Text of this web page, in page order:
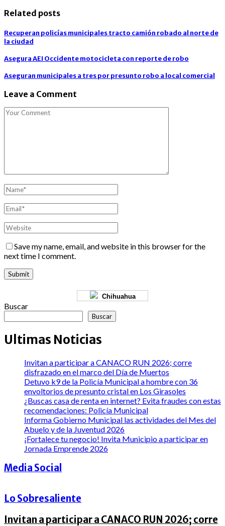
Related posts
Recuperan policías municipales tracto camión robado al norte de
la ciudad
Asegura AEI Occidente motocicleta con reporte de robo
Aseguran municipales a tres por presunto robo a local comercial
Leave a Comment
Save my name, email, and website in this browser for the
next time I comment.
Chihuahua
Buscar
Buscar
Ultimas Noticias
Invitan a participar a CANACO RUN 2026; corre
disfrazado en el marco del Día de Muertos
Detuvo k9 de la Policía Municipal a hombre con 36
envoltorios de presunto cristal en Los Girasoles
¿Buscas casa de renta en internet? Evita fraudes con estas
recomendaciones: Policía Municipal
Informa Gobierno Municipal las actividades del Mes del
Abuelo y de la Juventud 2026
¡Fortalece tu negocio! Invita Municipio a participar en
Jornada Emprende 2026
Media Social
Lo Sobresaliente
Invitan a participar a CANACO RUN 2026; corre